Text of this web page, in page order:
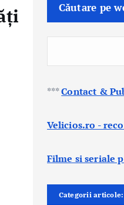
Căutare pe
***Contact &
Velicios.ro -
Filme si seriale
Categorii articole: